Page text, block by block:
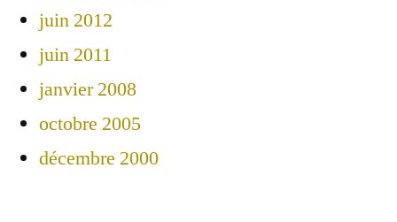
juin 2012
juin 2011
janvier 2008
octobre 2005
décembre 2000